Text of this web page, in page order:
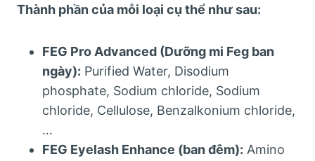
Thành phần của mỗi loại cụ thể như sau:
FEG Pro Advanced (Dưỡng mi Feg ban
ngày): Purified Water, Disodium
phosphate, Sodium chloride, Sodium
chloride, Cellulose, Benzalkonium chloride,
…
FEG Eyelash Enhance (ban đêm): Amino